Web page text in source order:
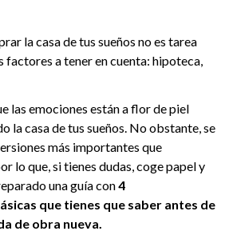
la casa de tus sueños no es tarea
factores a tener en cuenta: hipoteca,
las emociones están a flor de piel
la casa de tus sueños. No obstante, se
más importantes que
lo que, si tienes dudas, coge papel y
una guía con4
que tienes que saber antes de
de obra nueva.